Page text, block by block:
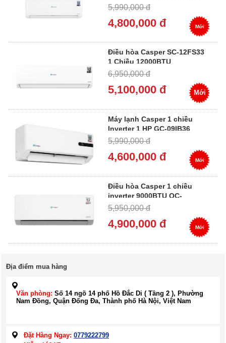
5,990,000 đ
4,800,000 đ Mới
Điều hòa Casper SC-12FS33
1 Chiều 12000BTU
6,950,000 đ
5,100,000 đ Mới
Máy lạnh Casper 1 chiều
Inverter 1 HP GC-09IB36
5,990,000 đ
4,600,000 đ Mới
Điều hòa Casper 1 chiều
inverter 9000BTU QC-
09IU36A
5,950,000 đ
4,900,000 đ Mới
Địa điểm mua hàng
Văn phòng: Số 14 ngõ 14 phố Hồ Đắc Di ( Tầng 2 ), Phường
Nam Đồng, Quận Đống Đa, Thành phố Hà Nội, Việt Nam
Đặt Hàng Ngay: 0779222799